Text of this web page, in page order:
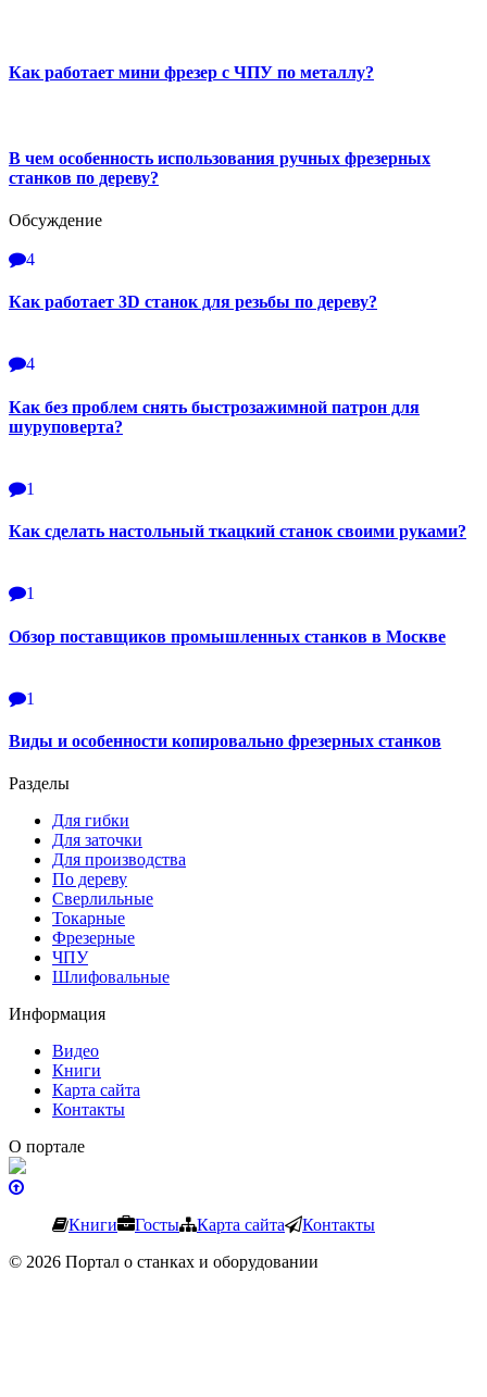
Как работает мини фрезер с ЧПУ по металлу?
В чем особенность использования ручных фрезерных
станков по дереву?
Обсуждение
4
Как работает 3D станок для резьбы по дереву?
4
Как без проблем снять быстрозажимной патрон для
шуруповерта?
1
Как сделать настольный ткацкий станок своими руками?
1
Обзор поставщиков промышленных станков в Москве
1
Виды и особенности копировально фрезерных станков
Разделы
Для гибки
Для заточки
Для производства
По дереву
Сверлильные
Токарные
Фрезерные
ЧПУ
Шлифовальные
Информация
Видео
Книги
Карта сайта
Контакты
О портале
Книги Госты Карта сайта
Контакты
© 2026 Портал о станках и оборудовании